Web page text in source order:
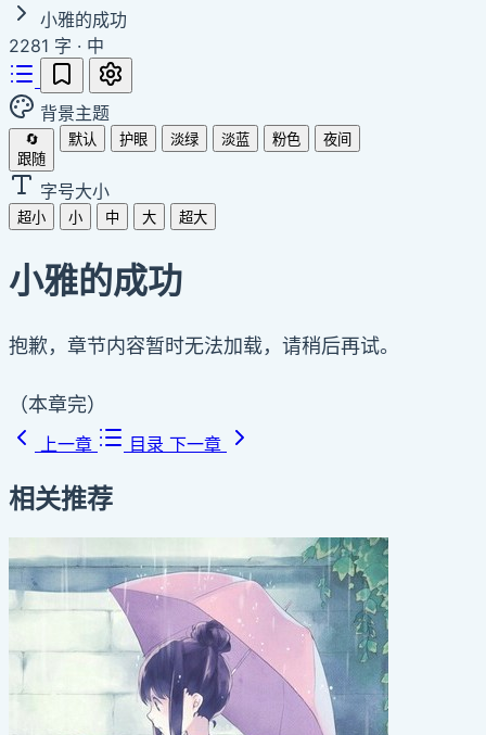
小雅的成功
2281 字 · 中
背景主题
🔄
跟随
默认 护眼 淡绿 淡蓝 粉色 夜间
字号大小
超小 小 中 大 超大
小雅的成功
抱歉，章节内容暂时无法加载，请稍后再试。
（本章完）
上一章 目录 下一章
相关推荐